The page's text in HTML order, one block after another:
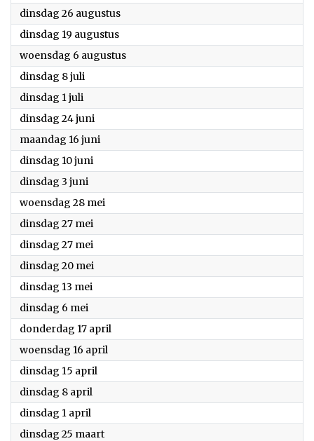
dinsdag 26 augustus2025
dinsdag 19 augustus2025
woensdag 6 augustus2025
dinsdag 8 juli
dinsdag 1 juli
dinsdag 24 juni
maandag 16 juni
dinsdag 10 juni
dinsdag 3 juni
woensdag 28 mei
dinsdag 27 mei
dinsdag 27 mei
dinsdag 20 mei
dinsdag 13 mei
dinsdag 6 mei
donderdag 17 april
woensdag 16 april
dinsdag 15 april
dinsdag 8 april
dinsdag 1 april
dinsdag 25 maart2025